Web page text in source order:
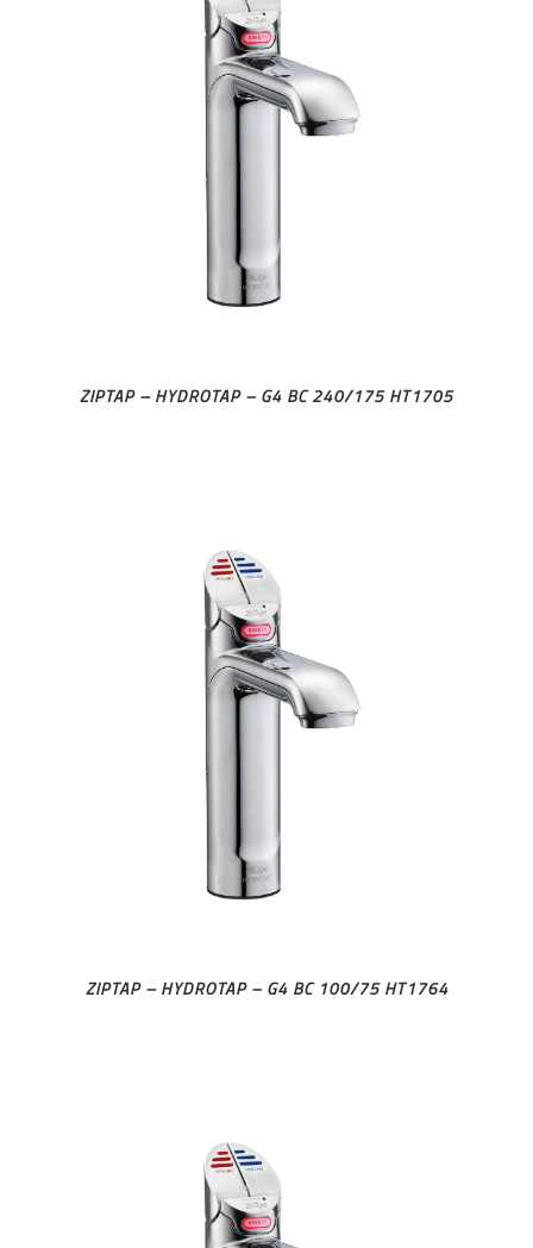
ZIPTAP – HYDROTAP – G4 BC 240/175 HT1705
ZIPTAP – HYDROTAP – G4 BC 100/75 HT1764